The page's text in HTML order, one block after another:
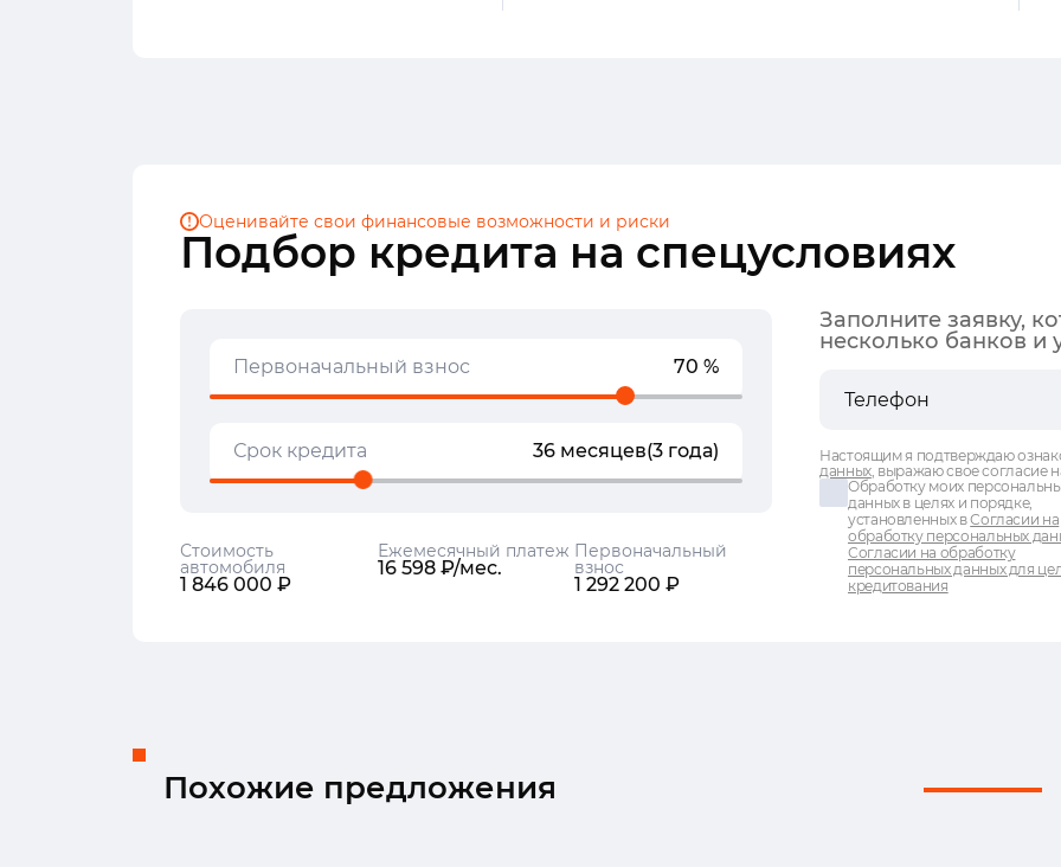
Подбор кредита на спецусловиях
Оценивайте свои финансовые возможности и риски
Первоначальный взнос 70 %
Срок кредита 36 месяцев(3 года)
Стоимость
автомобиля
1 846 000 ₽
Ежемесячный платеж
16 598 ₽/мес.
Первоначальный
взнос
1 292 200 ₽
Заполните заявку,
несколько банков и
Настоящим я подтверждаю
данных, выражаю свое согласие
Обработку моих
данных в целях и порядке,
установленных вСогласии на
обработку персональных
Согласии на обработку
персональных данных для
кредитования
Похожие предложения